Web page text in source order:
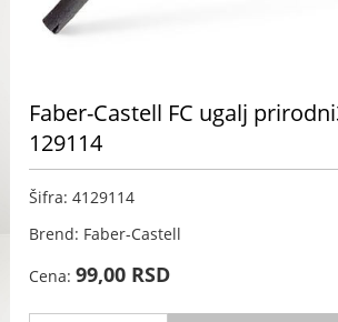
Faber-Castell FC ugalj
129114
Šifra: 4129114
Brend: Faber-Castell
Cena:99,00 RSD